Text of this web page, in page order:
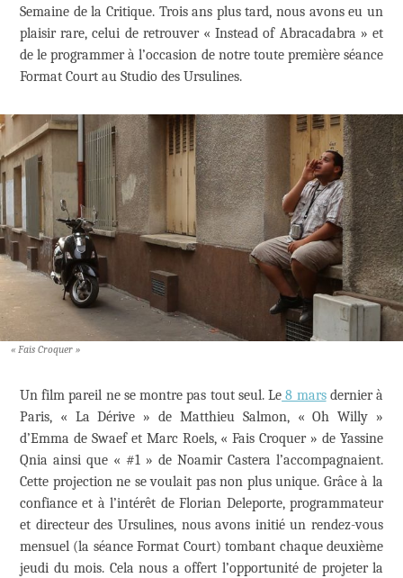
Semaine de la Critique. Trois ans plus tard, nous avons eu un
plaisir rare, celui de retrouver « Instead of Abracadabra » et
de le programmer à l’occasion de notre toute première séance
Format Court au Studio des Ursulines.
« Fais Croquer »
Un film pareil ne se montre pas tout seul. Le 8 marsdernier à
Paris, « La Dérive » de Matthieu Salmon, « Oh Willy »
d’Emma de Swaef et Marc Roels, « Fais Croquer » de Yassine
Qnia ainsi que « #1 » de Noamir Castera l’accompagnaient.
Cette projection ne se voulait pas non plus unique. Grâce à la
confiance et à l’intérêt de Florian Deleporte, programmateur
et directeur des Ursulines, nous avons initié un rendez-vous
mensuel (la séance Format Court) tombant chaque deuxième
jeudi du mois. Cela nous a offert l’opportunité de projeter la